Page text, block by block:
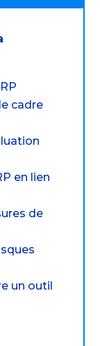
cadre
en lien
de
un outil